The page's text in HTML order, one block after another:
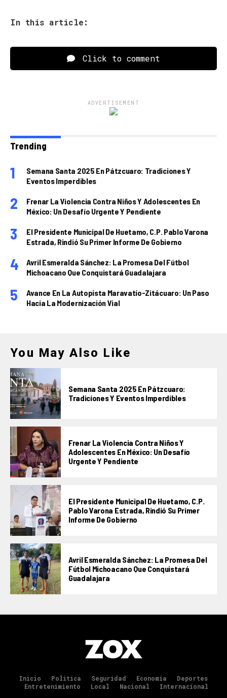
In this article:
Click to comment
ADVERTISEMENT
Trending
Semana Santa 2025 En Pátzcuaro: Tradiciones Y
Eventos Imperdibles
Frenar La Violencia Contra Niños Y Adolescentes En
México: Un Desafío Urgente Y Pendiente
El Presidente Municipal De Huetamo, C.P. Pablo Varona
Estrada, Rindió Su Primer Informe De Gobierno
Avril Esmeralda Sánchez: La Promesa Del Fútbol
Michoacano Que Conquistará Guadalajara
Avance En La Autopista Maravatío-Zitácuaro: Un Paso
Hacia La Modernización Vial
You May Also Like
Semana Santa 2025 En Pátzcuaro:
Tradiciones Y Eventos Imperdibles
Frenar La Violencia Contra Niños Y
Adolescentes En México: Un Desafío
Urgente Y Pendiente
El Presidente Municipal De Huetamo, C.P.
Pablo Varona Estrada, Rindió Su Primer
Informe De Gobierno
Avril Esmeralda Sánchez: La Promesa Del
Fútbol Michoacano Que Conquistará
Guadalajara
Inicio Politica Seguridad Economia
Deportes
Entretenimiento
Local Nacional Internacional